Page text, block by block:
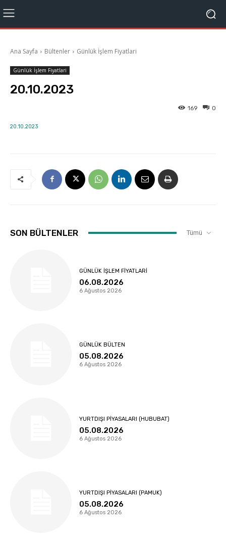
Ana Sayfa Bültenler Günlük İşlem Fiyatlari
Günlük İşlem Fiyatlari
20.10.2023
0
169
20.10.2023
SON BÜLTENLER Tümü
GÜNLÜK İŞLEM FIYATLARI
06.08.2026
6 Ağustos 2026
GÜNLÜK BÜLTEN
05.08.2026
6 Ağustos 2026
YURTDIŞI PIYASALARI (HUBUBAT)
05.08.2026
6 Ağustos 2026
YURTDIŞI PIYASALARI (PAMUK)
05.08.2026
6 Ağustos 2026